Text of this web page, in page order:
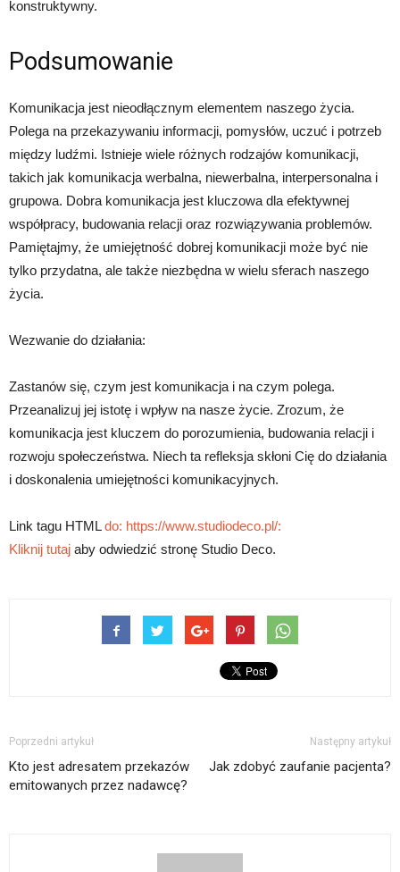
konstruktywny.
Podsumowanie
Komunikacja jest nieodłącznym elementem naszego życia.
Polega na przekazywaniu informacji, pomysłów, uczuć i potrzeb
między ludźmi. Istnieje wiele różnych rodzajów komunikacji,
takich jak komunikacja werbalna, niewerbalna, interpersonalna i
grupowa. Dobra komunikacja jest kluczowa dla efektywnej
współpracy, budowania relacji oraz rozwiązywania problemów.
Pamiętajmy, że umiejętność dobrej komunikacji może być nie
tylko przydatna, ale także niezbędna w wielu sferach naszego
życia.
Wezwanie do działania:
Zastanów się, czym jest komunikacja i na czym polega.
Przeanalizuj jej istotę i wpływ na nasze życie. Zrozum, że
komunikacja jest kluczem do porozumienia, budowania relacji i
rozwoju społeczeństwa. Niech ta refleksja skłoni Cię do działania
i doskonalenia umiejętności komunikacyjnych.
Link tagu HTMLdo: https://www.studiodeco.pl/:
Kliknij tutaj aby odwiedzić stronę Studio Deco.
Poprzedni artykuł
Kto jest adresatem przekazów
emitowanych przez nadawcę?
Następny artykuł
Jak zdobyć zaufanie pacjenta?